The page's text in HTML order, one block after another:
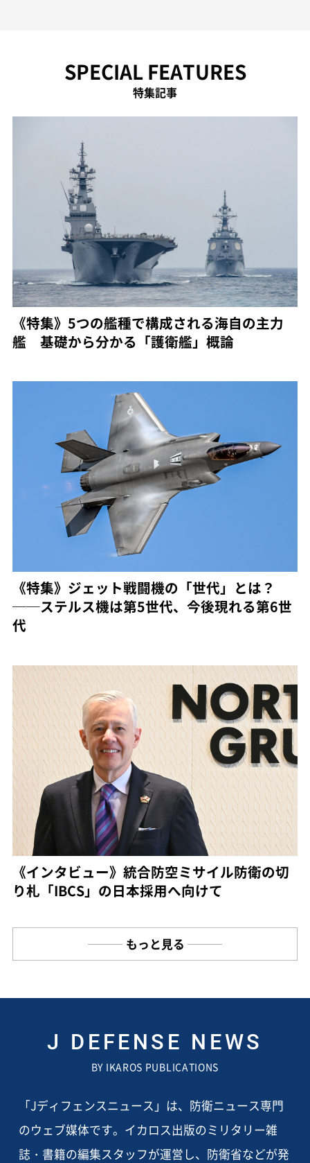
SPECIAL FEATURES
特集記事
《特集》5つの艦種で構成される海自の主力
艦 基礎から分かる「護衛艦」概論
《特集》ジェット戦闘機の「世代」とは？
──ステルス機は第5世代、今後現れる第6世
代
《インタビュー》統合防空ミサイル防衛の切
り札「IBCS」の日本採用へ向けて
もっと見る
J DEFENSE NEWS
BY IKAROS PUBLICATIONS
「Jディフェンスニュース」は、防衛ニュース専門
のウェブ媒体です。イカロス出版のミリタリー雑
誌・書籍の編集スタッフが運営し、防衛省などが発